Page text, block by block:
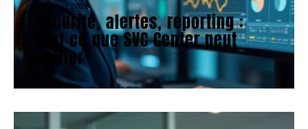
28 juillet 2026
Sécurité, alertes, reporting :
tout ce que SVC Center peut
unifier